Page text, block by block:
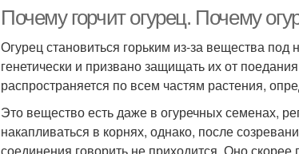
Почему горчит огурец. Почему
Огурец становиться горьким из-за вещества
генетически и призвано защищать их от
распространяется по всем частям растения,
Это вещество есть даже в огуречных семенах,
накапливаться в корнях, однако, после